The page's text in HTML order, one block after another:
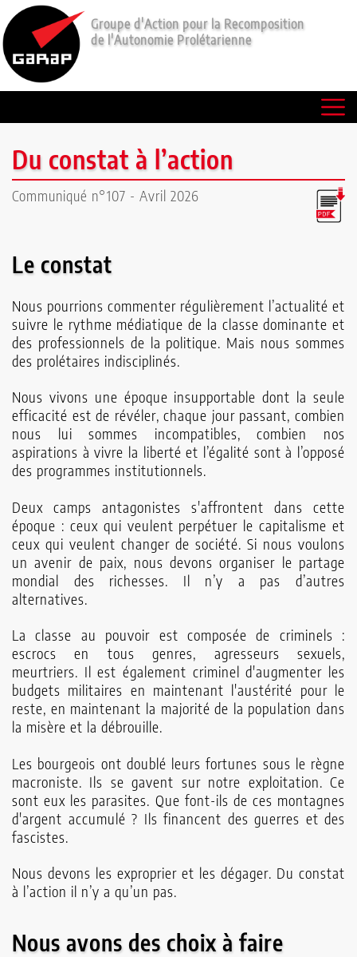
Groupe d'Action pour la Recomposition
de l'Autonomie Prolétarienne
Communiqués
Lectures
Le
P'tit
Rouge
Qui
sommes-
nous
?
Chaîne
Youtube
Autres
publications
Contact
Du constat à l’action
Communiqué n°107 - Avril 2026
Le constat
Nous pourrions commenter régulièrement l’actualité et
suivre le rythme médiatique de la classe dominante et
des professionnels de la politique. Mais nous sommes
des prolétaires indisciplinés.
Nous vivons une époque insupportable dont la seule
efficacité est de révéler, chaque jour passant, combien
nous lui sommes incompatibles, combien nos
aspirations à vivre la liberté et l’égalité sont à l’opposé
des programmes institutionnels.
Deux camps antagonistes s'affrontent dans cette
époque : ceux qui veulent perpétuer le capitalisme et
ceux qui veulent changer de société. Si nous voulons
un avenir de paix, nous devons organiser le partage
mondial des richesses. Il n’y a pas d’autres
alternatives.
La classe au pouvoir est composée de criminels :
escrocs en tous genres, agresseurs sexuels,
meurtriers. Il est également criminel d'augmenter les
budgets militaires en maintenant l'austérité pour le
reste, en maintenant la majorité de la population dans
la misère et la débrouille.
Les bourgeois ont doublé leurs fortunes sous le règne
macroniste. Ils se gavent sur notre exploitation. Ce
sont eux les parasites. Que font-ils de ces montagnes
d'argent accumulé ? Ils financent des guerres et des
fascistes.
Nous devons les exproprier et les dégager. Du constat
à l’action il n’y a qu’un pas.
Nous avons des choix à faire